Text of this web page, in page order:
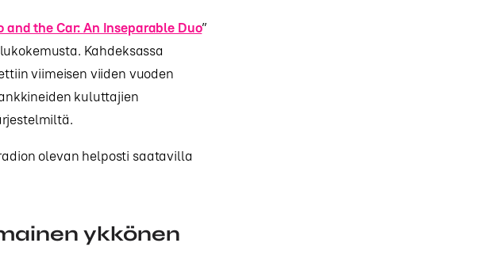
and the Car: An Inseparable Duo”
Kahdeksassa
viimeisen viiden vuoden
kuluttajien
olevan helposti saatavilla
ykkönen